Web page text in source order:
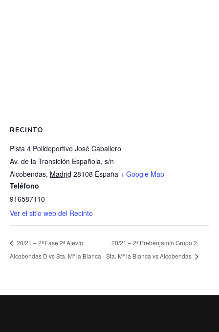
RECINTO
Pista 4 Polideportivo José Caballero
Av. de la Transición Española, s/n
Alcobendas, Madrid 28108 España + Google Map
Teléfono
916587110
Ver el sitio web del Recinto
20/21 – 2ª Fase 2ª Alevín:
Alcobendas D vs Sta. Mª la Blanca
20/21 – 2ª Prebenjamín Grupo 2:
Sta. Mª la Blanca vs Alcobendas